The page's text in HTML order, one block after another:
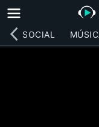
RED SOCIAL